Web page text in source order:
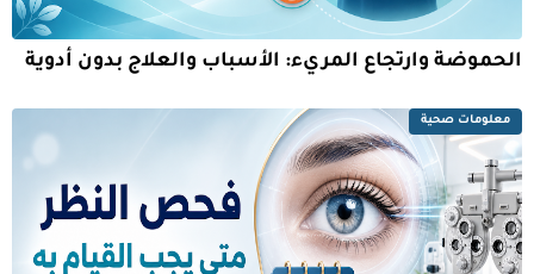
الحموضة وارتجاع المريء: الأسباب والعلاج بدون أدوية
معلومات صحية